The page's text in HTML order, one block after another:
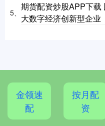
5、
期货配资炒股APP下载
大数字经济创新型企业
金领速
配
按月配
资